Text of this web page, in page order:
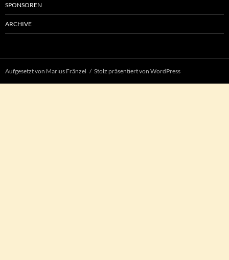
SPONSOREN
ARCHIVE
Aufgesetzt von Marius Fränzel Stolz präsentiert von WordPress